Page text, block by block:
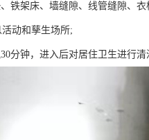
铁架床、墙缝隙、线管缝隙、
动和孳生场所;
分钟，进入后对居住卫生进行清